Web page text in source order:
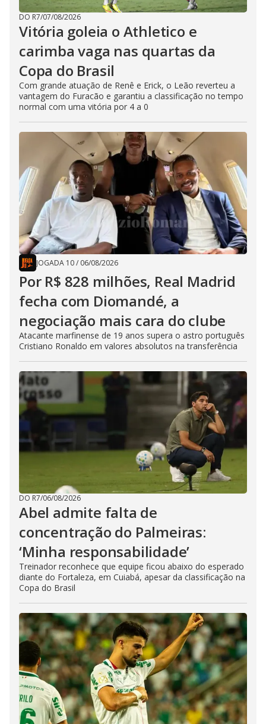
DO R7/07/08/2026
Vitória goleia o Athletico e
carimba vaga nas quartas da
Copa do Brasil
Com grande atuação de Renê e Erick, o Leão reverteu a
vantagem do Furacão e garantiu a classificação no tempo
normal com uma vitória por 4 a 0
JOGADA 10/ 06/08/2026
Por R$ 828 milhões, Real Madrid
fecha com Diomandé, a
negociação mais cara do clube
Atacante marfinense de 19 anos supera o astro português
Cristiano Ronaldo em valores absolutos na transferência
DO R7/06/08/2026
Abel admite falta de
concentração do Palmeiras:
‘Minha responsabilidade’
Treinador reconhece que equipe ficou abaixo do esperado
diante do Fortaleza, em Cuiabá, apesar da classificação na
Copa do Brasil